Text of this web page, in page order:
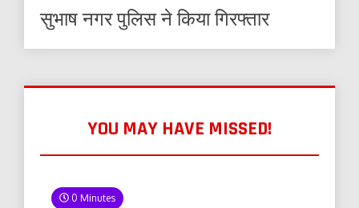
सुभाष नगर पुलिस ने किया गिरफ्तार
YOU MAY HAVE MISSED!
0 Minutes